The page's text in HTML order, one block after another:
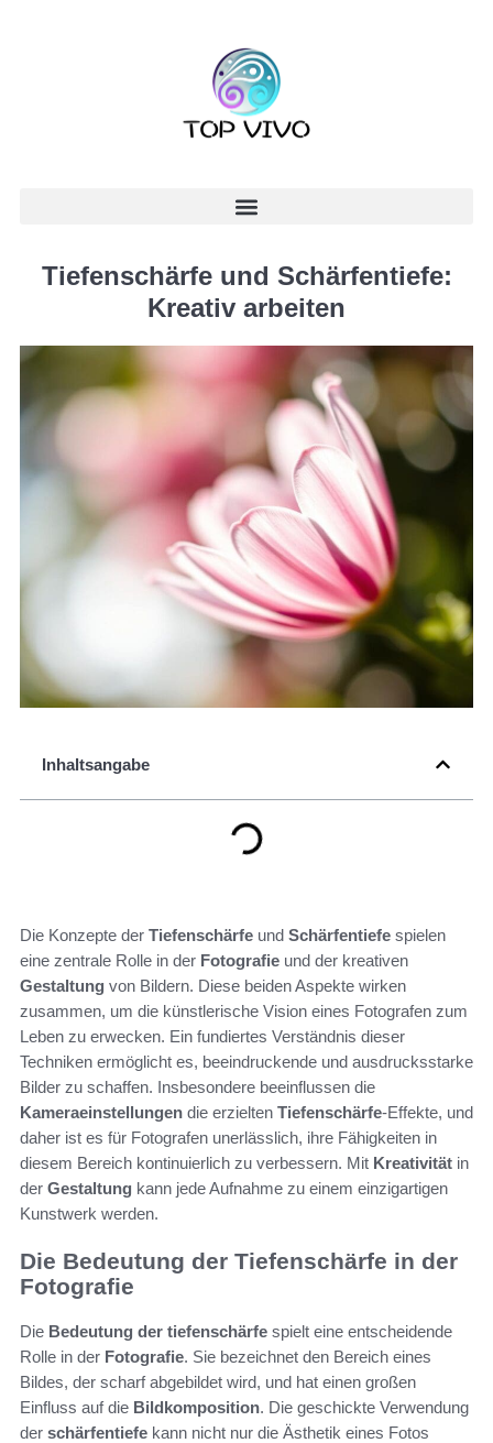
Tiefenschärfe und Schärfentiefe:
Kreativ arbeiten
Inhaltsangabe
Die Konzepte der Tiefenschärfe und Schärfentiefe spielen
eine zentrale Rolle in der Fotografie und der kreativen
Gestaltung von Bildern. Diese beiden Aspekte wirken
zusammen, um die künstlerische Vision eines Fotografen zum
Leben zu erwecken. Ein fundiertes Verständnis dieser
Techniken ermöglicht es, beeindruckende und ausdrucksstarke
Bilder zu schaffen. Insbesondere beeinflussen die
Kameraeinstellungen die erzielten Tiefenschärfe-Effekte, und
daher ist es für Fotografen unerlässlich, ihre Fähigkeiten in
diesem Bereich kontinuierlich zu verbessern. Mit Kreativität in
der Gestaltung kann jede Aufnahme zu einem einzigartigen
Kunstwerk werden.
Die Bedeutung der Tiefenschärfe in der
Fotografie
Die Bedeutung der tiefenschärfe spielt eine entscheidende
Rolle in der Fotografie. Sie bezeichnet den Bereich eines
Bildes, der scharf abgebildet wird, und hat einen großen
Einfluss auf die Bildkomposition. Die geschickte Verwendung
der schärfentiefe kann nicht nur die Ästhetik eines Fotos